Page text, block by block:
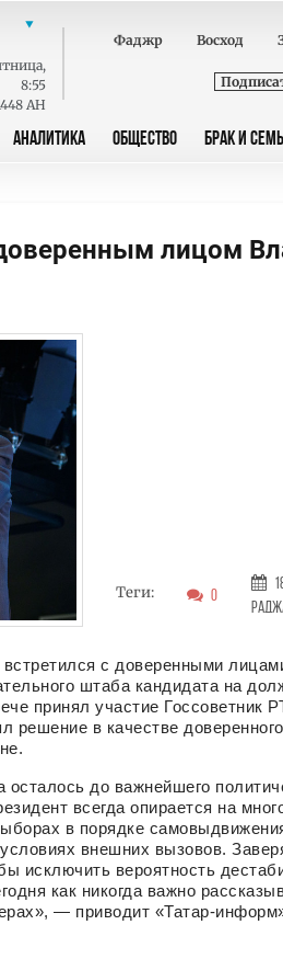
,
8:55
AH
Фаджр Восход
АНАЛИТИКА ОБЩЕСТВО БРАК И
лицом
Теги: 0
с доверенными
штаба кандидата на
принял участие Госсоветник
в качестве
до важнейшего
всегда опирается на
в порядке
внешних вызовов.
исключить вероятность
как никогда важно
— приводит «Татар-